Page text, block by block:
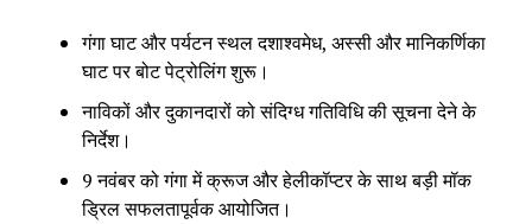
गंगा घाट और पर्यटन स्थल दशाश्वमेध, अस्सी और मानिकर्णिका
घाट पर बोट पेट्रोलिंग शुरू।
नाविकों और दुकानदारों को संदिग्ध गतिविधि की सूचना देने के
निर्देश।
9 नवंबर को गंगा में क्रूज और हेलीकॉप्टर के साथ बड़ी मॉक
ड्रिल सफलतापूर्वक आयोजित।